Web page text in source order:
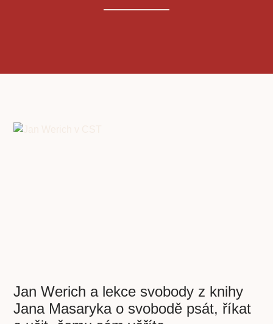
Jan Werich a lekce svobody z knihy
Jana Masaryka o svobodě psát, říkat